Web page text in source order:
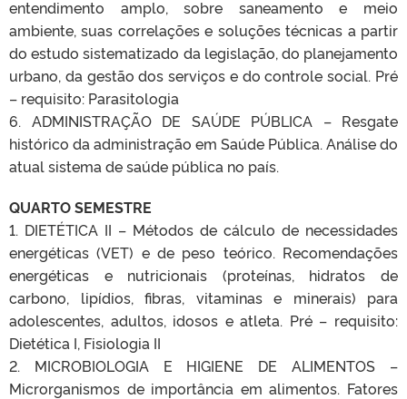
entendimento amplo, sobre saneamento e meio
ambiente, suas correlações e soluções técnicas a partir
do estudo sistematizado da legislação, do planejamento
urbano, da gestão dos serviços e do controle social. Pré
– requisito: Parasitologia
6. ADMINISTRAÇÃO DE SAÚDE PÚBLICA – Resgate
histórico da administração em Saúde Pública. Análise do
atual sistema de saúde pública no país.
QUARTO SEMESTRE
1. DIETÉTICA II – Métodos de cálculo de necessidades
energéticas (VET) e de peso teórico. Recomendações
energéticas e nutricionais (proteínas, hidratos de
carbono, lipídios, fibras, vitaminas e minerais) para
adolescentes, adultos, idosos e atleta. Pré – requisito:
Dietética I, Fisiologia II
2. MICROBIOLOGIA E HIGIENE DE ALIMENTOS –
Microrganismos de importância em alimentos. Fatores